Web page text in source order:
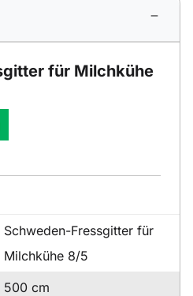
für Milchkühe
Schweden-Fressgitter für
Milchkühe 8/5
500 cm